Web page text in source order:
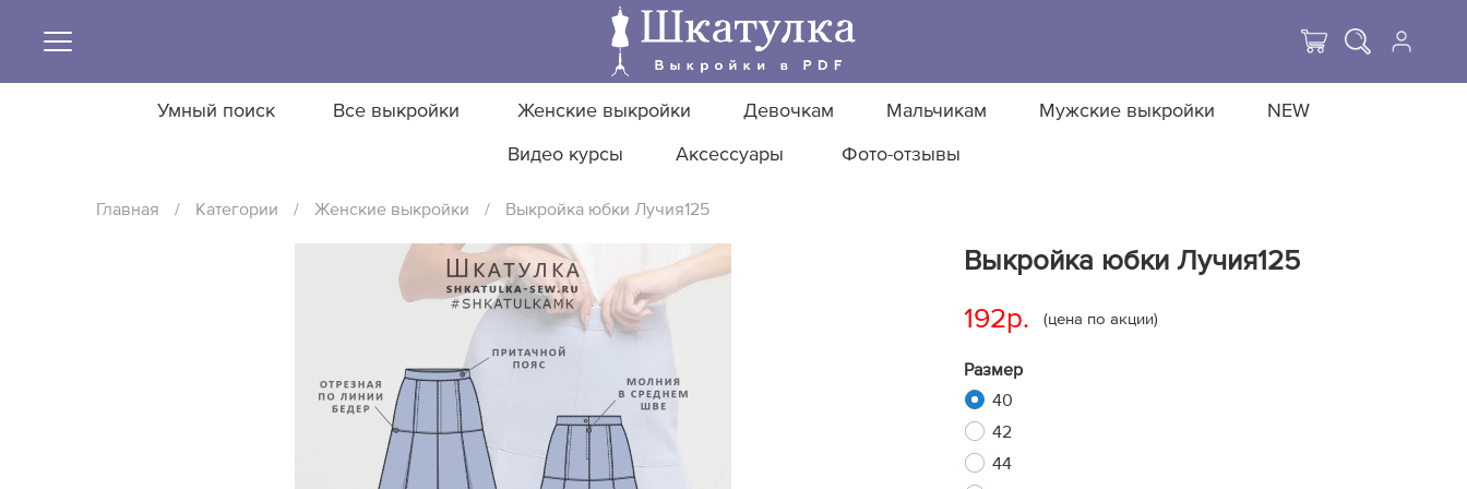
Умный поиск Все выкройки Женские выкройки Девочкам Мальчикам Мужские выкройки NEW
Видео курсы Аксессуары Фото-отзывы
Главная / Категории / Женские выкройки / Выкройка юбки Лучия125
Выкройка юбки Лучия125
192р. (цена по акции)
Размер
40
42
44